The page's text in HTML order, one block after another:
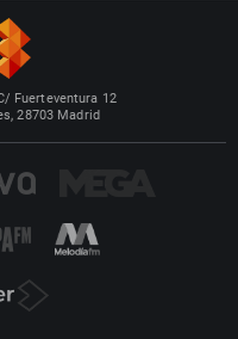
Fuerteventura 12
28703 Madrid